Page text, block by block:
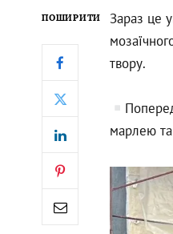
ПОШИРИТИ
Зараз це
твору.
марлею та